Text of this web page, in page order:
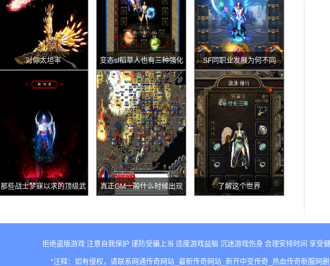
对你太坦率 变态sf稻草人也有三种强化
形态第二种很少有人记得
SF同职业发展为何不同
那些战士梦寐以求的顶级武 真正GM一般什么时候出现 了解这个世界
拒绝盗版游戏 注意自我保护 谨防受骗上当 适度游戏益脑 沉迷游戏伤身 合理安排时间 享受
*注释：如有侵权，请联系网通传奇网站_最新传奇网站_新开中变传奇_热血传奇新服网删